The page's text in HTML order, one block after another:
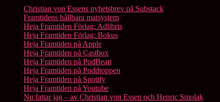
Christian von Essens nyhetsbrev på Substack
Framtidens hållbara matsystem
Heja Framtiden Förlag: Adlibris
Heja Framtiden Förlag: Bokus
Heja Framtiden på Apple
Heja Framtiden på Castbox
Heja Framtiden på PodBean
Heja Framtiden på Poddtoppen
Heja Framtiden på Spotify
Heja Framtiden på Youtube
Nu fattar jag – av Christian von Essen och Henric Smolak